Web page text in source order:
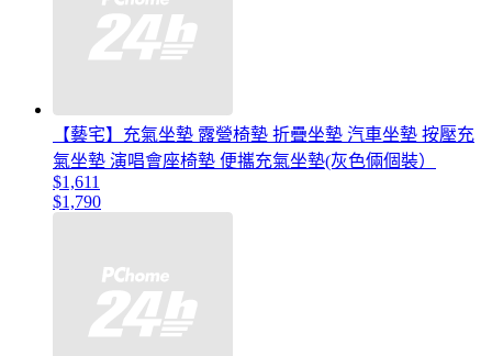
【藝宅】充氣坐墊 露營椅墊 折疊坐墊 汽車坐墊 按壓充
氣坐墊 演唱會座椅墊 便攜充氣坐墊(灰色倆個裝）
$1,611
$1,790